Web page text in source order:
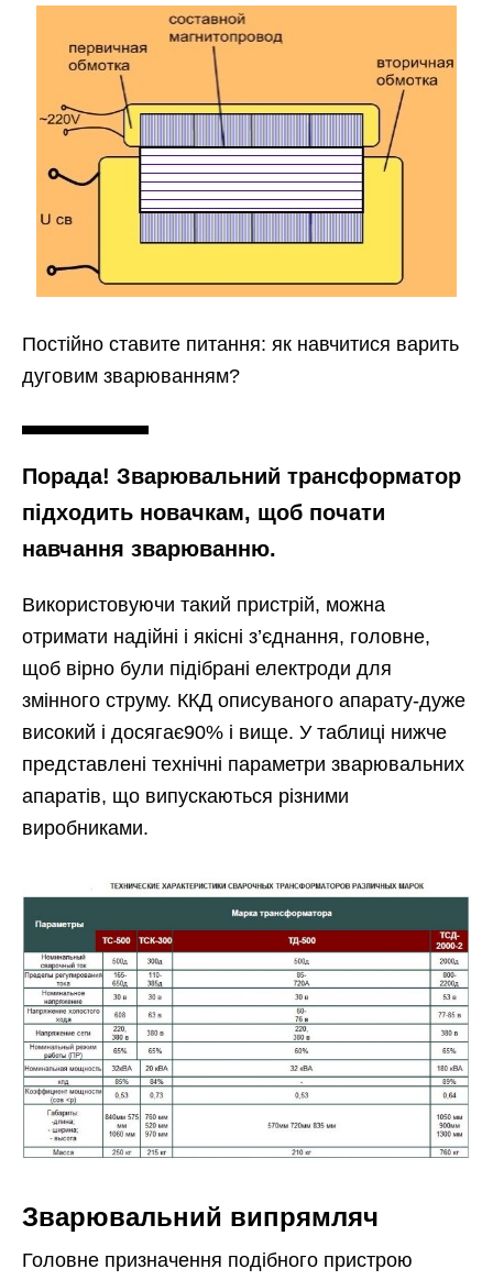
Постійно ставите питання: як навчитися варить
дуговим зварюванням?
Порада! Зварювальний трансформатор
підходить новачкам, щоб почати
навчання зварюванню.
Використовуючи такий пристрій, можна
отримати надійні і якісні з’єднання, головне,
щоб вірно були підібрані електроди для
змінного струму. ККД описуваного апарату-дуже
високий і досягає90% і вище. У таблиці нижче
представлені технічні параметри зварювальних
апаратів, що випускаються різними
виробниками.
Зварювальний випрямляч
Головне призначення подібного пристрою